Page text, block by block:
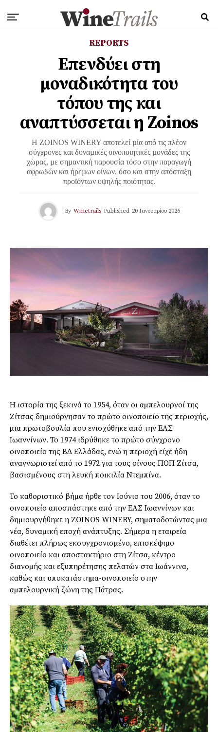
REPORTS
Επενδύει στη
μοναδικότητα του
τόπου της και
αναπτύσσεται η Zoinos
Η ZOINOS WINERY αποτελεί µία από τις πλέον
σύγχρονες και δυναµικές οινοποιητικές µονάδες της
χώρας, µε σηµαντική παρουσία τόσο στην παραγωγή
αφρωδών και ήρεµων οίνων, όσο και στην απόσταξη
προϊόντων υψηλής ποιότητας.
By Winetrails Published 20 Ιανουαρίου 2026
Η ιστορία της ξεκινά το 1954, όταν οι αµπελουργοί της
Ζίτσας δηµιούργησαν το πρώτο οινοποιείο της περιοχής,
µια πρωτοβουλία που ενισχύθηκε από την ΕΑΣ
Ιωαννίνων. Το 1974 ιδρύθηκε το πρώτο σύγχρονο
οινοποιείο της Β∆ Ελλάδας, ενώ η περιοχή είχε ήδη
αναγνωριστεί από το 1972 για τους οίνους ΠΟΠ Ζίτσα,
βασισµένους στη λευκή ποικιλία Ντεµπίνα.
Το καθοριστικό βήµα ήρθε τον Ιούνιο του 2006, όταν το
οινοποιείο αποσπάστηκε από την ΕΑΣ Ιωαννίνων και
δηµιουργήθηκε η ZOINOS WINERY, σηµατοδοτώντας µια
νέα, δυναµική εποχή ανάπτυξης. Σήµερα η εταιρεία
διαθέτει πλήρως εκσυγχρονισµένο, επισκέψιµο
οινοποιείο και αποστακτήριο στη Ζίτσα, κέντρο
διανοµής και εξυπηρέτησης πελατών στα Ιωάννινα,
καθώς και υποκατάστηµα-οινοποιείο στην
αµπελουργική ζώνη της Πάτρας.